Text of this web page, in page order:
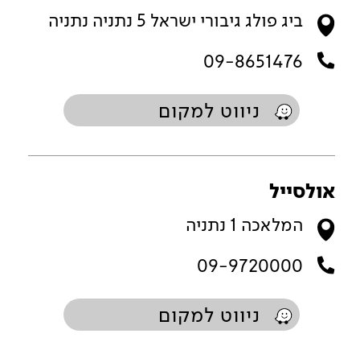
ביג פולג גיבורי ישראל 5 נתניה נתניה
09-8651476
ניווט למקום
אולסייל
המלאכה 1 נתניה
09-9720000
ניווט למקום